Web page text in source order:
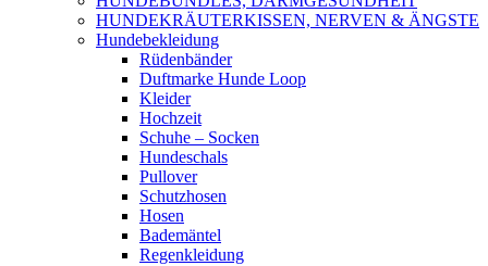
HUNDEKRÄUTERKISSEN, NERVEN & ÄNGSTE
Hundebekleidung
Rüdenbänder
Duftmarke Hunde Loop
Kleider
Hochzeit
Schuhe – Socken
Hundeschals
Pullover
Schutzhosen
Hosen
Bademäntel
Regenkleidung